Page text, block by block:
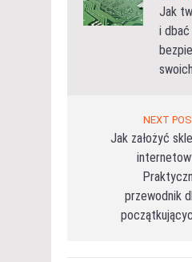
Jak
i dbać
NEXT
Jak założyć
przewodnik